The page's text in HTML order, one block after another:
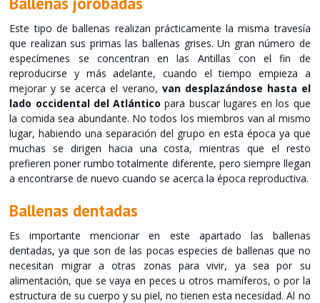
Este tipo de ballenas realizan prácticamente la misma travesía
que realizan sus primas las ballenas grises. Un gran número de
especímenes se concentran en las Antillas con el fin de
reproducirse y más adelante, cuando el tiempo empieza a
mejorar y se acerca el verano, van desplazándose hasta el
lado occidental del Atlántico para buscar lugares en los que
la comida sea abundante. No todos los miembros van al mismo
lugar, habiendo una separación del grupo en esta época ya que
muchas se dirigen hacia una costa, mientras que el resto
prefieren poner rumbo totalmente diferente, pero siempre llegan
a encontrarse de nuevo cuando se acerca la época reproductiva.
Ballenas dentadas
Es importante mencionar en este apartado las ballenas
dentadas, ya que son de las pocas especies de ballenas que no
necesitan migrar a otras zonas para vivir, ya sea por su
alimentación, que se vaya en peces u otros mamíferos, o por la
estructura de su cuerpo y su piel, no tienen esta necesidad. Al no